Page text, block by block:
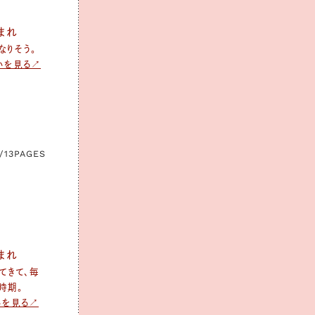
れ
そう。
を見る↗
PAGES
れ
きて、毎
期。
を見る↗